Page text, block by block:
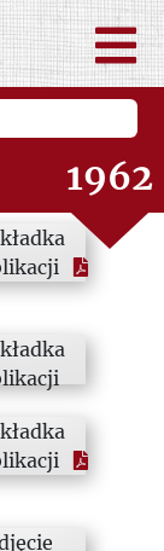
1960
1961
1962
1963
1965
1966